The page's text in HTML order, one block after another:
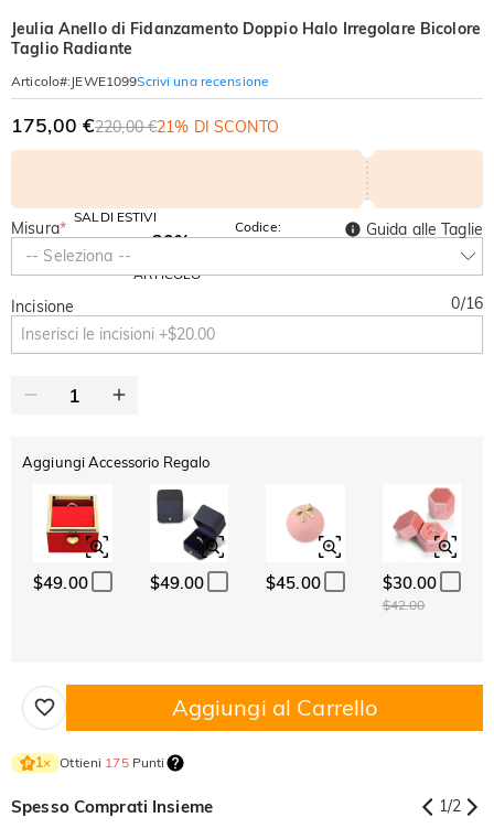
Jeulia Anello di Fidanzamento Doppio Halo Irregolare Bicolore
Taglio Radiante
Articolo#: JEWE1099Scrivi una recensione
175,00 €220,00 €21% DI SCONTO
SALDI ESTIVI
-10%
SU TUTTO
-30%
ARTICOLO
Codice:
SUMMER
Misura*
-- Seleziona --
Guida alle Taglie
Incisione 0/16
Aggiungi Accessorio Regalo
$49.00 $49.00 $45.00 $30.00
$42.00
Aggiungi al Carrello
1× Ottieni 175Punti
Spesso Comprati Insieme 1/2